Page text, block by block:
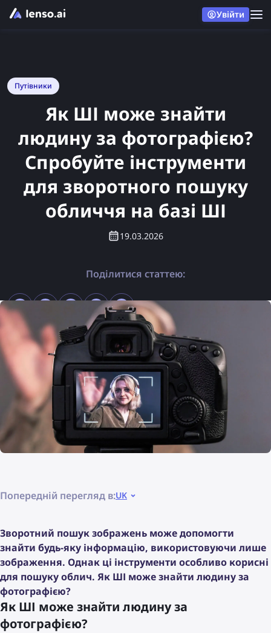
Увійти
Путівники
Як ШІ може знайти
людину за фотографією?
Спробуйте інструменти
для зворотного пошуку
обличчя на базі ШІ
19.03.2026
Поділитися статтею:
Попередній перегляд в:UK
Зворотний пошук зображень може допомогти
знайти будь-яку інформацію, використовуючи лише
зображення. Однак ці інструменти особливо корисні
для пошуку облич. Як ШІ може знайти людину за
фотографією?
Як ШІ може знайти людину за
фотографією?